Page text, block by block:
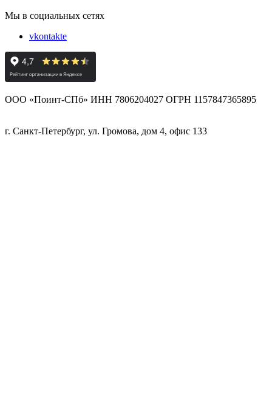
Мы в социальных сетях
vkontakte
ООО «Поинт-СПб» ИНН 7806204027 ОГРН 1157847365895
г. Санкт-Петербург, ул. Громова, дом 4, офис 133